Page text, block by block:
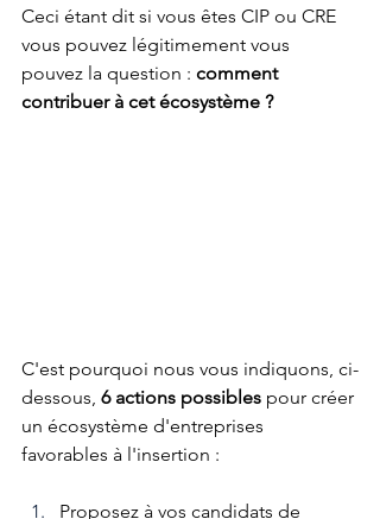
Ceci étant dit si vous êtes CIP ou CRE
vous pouvez légitimement vous
pouvez la question : comment
contribuer à cet écosystème ?
C'est pourquoi nous vous indiquons, ci-
dessous, 6 actions possibles pour créer
un écosystème d'entreprises
favorables à l'insertion :
Proposez à vos candidats de